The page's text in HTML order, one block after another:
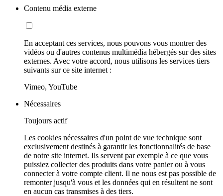
Contenu média externe
En acceptant ces services, nous pouvons vous montrer des
vidéos ou d'autres contenus multimédia hébergés sur des sites
externes. Avec votre accord, nous utilisons les services tiers
suivants sur ce site internet :
Vimeo, YouTube
Nécessaires
Toujours actif
Les cookies nécessaires d'un point de vue technique sont
exclusivement destinés à garantir les fonctionnalités de base
de notre site internet. Ils servent par exemple à ce que vous
puissiez collecter des produits dans votre panier ou à vous
connecter à votre compte client. Il ne nous est pas possible de
remonter jusqu'à vous et les données qui en résultent ne sont
en aucun cas transmises à des tiers.